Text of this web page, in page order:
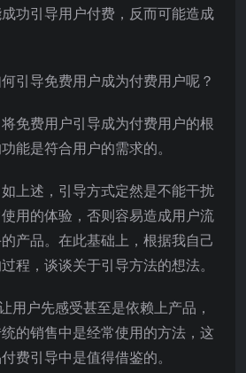
功引导用户付费，反而可能造成
引导免费用户成为付费用户呢？
免费用户引导成为付费用户的根
能是符合用户的需求的。
上述，引导方式定然是不能干扰
用的体验，否则容易造成用户流
产品。在此基础上，根据我自己
程，谈谈关于引导方法的想法。
用户先感受甚至是依赖上产品，
的销售中是经常使用的方法，这
费引导中是值得借鉴的。